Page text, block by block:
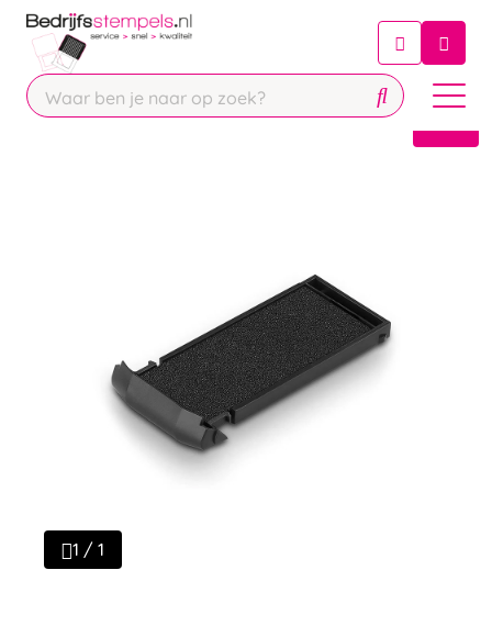
Chatbot
Chat 24/7 met onze chatbot voor
Contact
1 / 1